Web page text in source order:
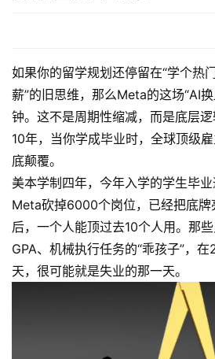
碎
碎
念
推
荐
&
工
具
关
如果你的留学规划还停留在“学个热
薪”的旧思维，那么Meta的这场“AI
钟。这不是周期性缩减，而是底层
10年，当你学成毕业时，全球顶级
底颠覆。
美本学制四年，今年入学的学生毕业
Meta砍掉6000个岗位，已经把底牌
后，一个人能顶过去10个人用。那
GPA、机械执行任务的“乖孩子”，
天，很可能就是失业的那一天。